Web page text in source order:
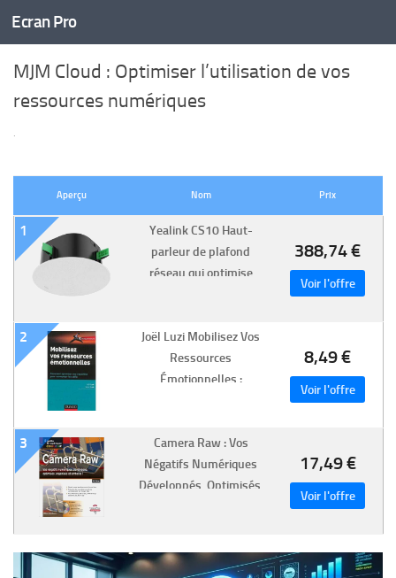
Skip to content
Ecran Pro
MJM Cloud : Optimiser l’utilisation de vos
ressources numériques
·
Aperçu Nom Prix
1
Yealink CS10 Haut-
parleur de plafond
réseau qui optimise
présentations.
388,74 €
2
Joël Luzi Mobilisez Vos
Ressources
Émotionnelles :
Surmonter Les Défis
8,49 €
3
Camera Raw : Vos
Négatifs Numériques
Développés, Optimisés,
17,49 €